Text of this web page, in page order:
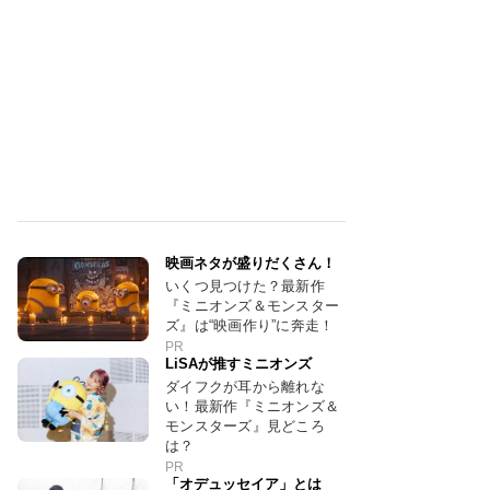
映画ネタが盛りだくさん！
いくつ見つけた？最新作
『ミニオンズ＆モンスター
ズ』は“映画作り”に奔走！
PR
LiSAが推すミニオンズ
ダイフクが耳から離れな
い！最新作『ミニオンズ＆
モンスターズ』見どころ
は？
PR
「オデュッセイア」とは